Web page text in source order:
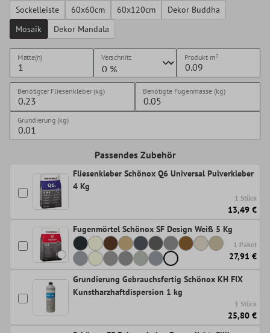
Sockelleiste 60x60cm 60x120cm
Dekor Buddha
Mosaik
Dekor Mandala
Matte(n) Verschnitt Produkt m²
Benötigter Fliesenkleber (kg) Benötigte Fugenmasse (kg)
Grundierung (kg)
Passendes Zubehör
Fliesenkleber Schönox Q6 Universal Pulverkleber
4 Kg
1 Stück
13,49 €
Fugenmörtel Schönox SF Design Weiß 5 Kg
1 Paket
27,91 €
Grundierung Gebrauchsfertig Schönox KH FIX
Kunstharzhaftdispersion 1 kg
1 Stück
25,80 €